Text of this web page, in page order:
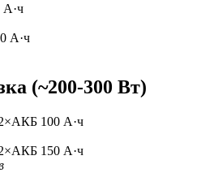
А·ч
(~200-300 Вт)
100 А·ч
150 А·ч